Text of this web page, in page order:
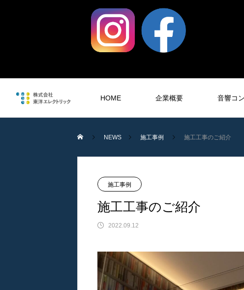
HOME 企業概要 音響コ
音響工事
音響設備の取り付け
NEWS 施工事例 施工工事のご紹介
施工事例
施工工事のご紹介
2022.09.12